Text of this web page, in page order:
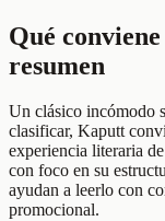
Qué
resumen
Un clásico incómodo
clasificar, Kaputt
experiencia literaria
con foco en su
ayudan a leerlo con
promocional.